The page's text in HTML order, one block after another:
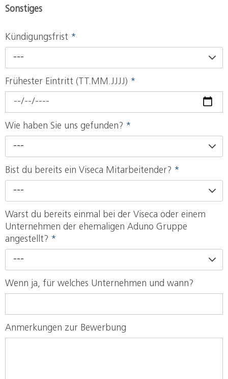
Sonstiges
Kündigungsfrist *
---
Frühester Eintritt (TT.MM.JJJJ) *
Wie haben Sie uns gefunden? *
---
Bist du bereits ein Viseca Mitarbeitender? *
---
Warst du bereits einmal bei der Viseca oder einem
Unternehmen der ehemaligen Aduno Gruppe
angestellt? *
---
Wenn ja, für welches Unternehmen und wann?
Anmerkungen zur Bewerbung